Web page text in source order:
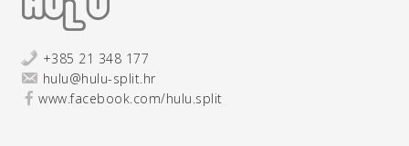
+385 21 348 177
hulu@hulu-split.hr
www.facebook.com/hulu.split